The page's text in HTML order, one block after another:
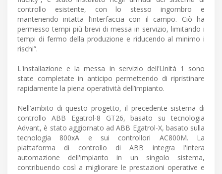
controllo esistente, con lo stesso ingombro e
mantenendo intatta l’interfaccia con il campo. Ciò ha
permesso tempi più brevi di messa in servizio, limitando i
tempi di fermo della produzione e riducendo al minimo i
rischi”.
L'installazione e la messa in servizio dell'Unità 1 sono
state completate in anticipo permettendo di ripristinare
rapidamente la piena operatività dell’impianto.
Nell’ambito di questo progetto, il precedente sistema di
controllo ABB Egatrol-8 GT26, basato su tecnologia
Advant, è stato aggiornato ad ABB Egatrol-X, basato sulla
tecnologia 800xA e sui controllori AC800M. La
piattaforma di controllo di ABB integra l'intera
automazione dell'impianto in un singolo sistema,
contribuendo così a migliorare le prestazioni operative e